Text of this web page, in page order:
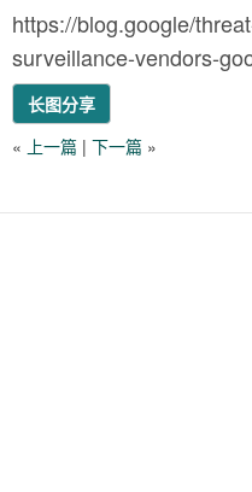
https://blog.google/
surveillance-vendors-
长图分享
« 上一篇 | 下一篇 »